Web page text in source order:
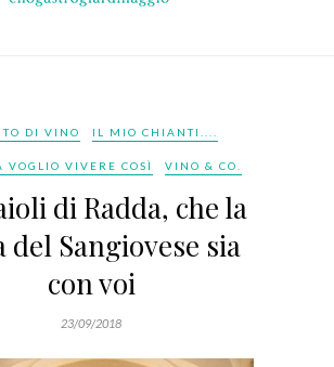
DI VINO IL MIO CHIANTI....
VOGLIO VIVERE COSÌ VINO & CO.
di Radda, che la
del Sangiovese sia
con voi
23/09/2018